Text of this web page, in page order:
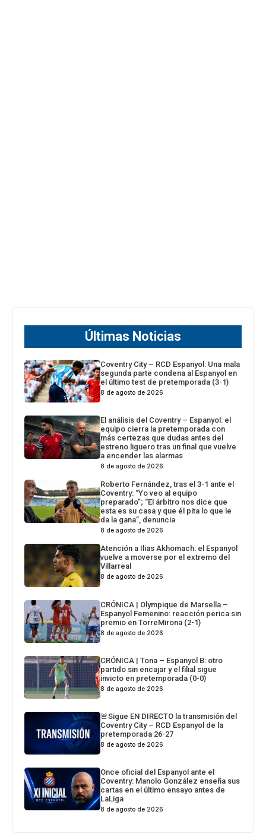
Últimas Noticias
Coventry City – RCD Espanyol: Una mala
segunda parte condena al Espanyol en
el último test de pretemporada (3-1)
8 de agosto de 2026
El análisis del Coventry – Espanyol: el
equipo cierra la pretemporada con
más certezas que dudas antes del
estreno liguero tras un final que vuelve
a encender las alarmas
8 de agosto de 2026
Roberto Fernández, tras el 3-1 ante el
Coventry: “Yo veo al equipo
preparado”; “El árbitro nos dice que
esta es su casa y que él pita lo que le
da la gana”, denuncia
8 de agosto de 2026
Atención a Ilias Akhomach: el Espanyol
vuelve a moverse por el extremo del
Villarreal
8 de agosto de 2026
CRÓNICA | Olympique de Marsella –
Espanyol Femenino: reacción perica sin
premio en TorreMirona (2-1)
8 de agosto de 2026
CRÓNICA | Tona – Espanyol B: otro
partido sin encajar y el filial sigue
invicto en pretemporada (0-0)
8 de agosto de 2026
🚨Sigue EN DIRECTO la transmisión del
Coventry City – RCD Espanyol de la
pretemporada 26-27
8 de agosto de 2026
Once oficial del Espanyol ante el
Coventry: Manolo González enseña sus
cartas en el último ensayo antes de
LaLiga
8 de agosto de 2026